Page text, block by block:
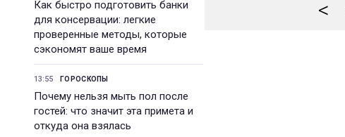
Как быстро подготовить банки
для консервации: легкие
проверенные методы, которые
сэкономят ваше время
13:55 ГОРОСКОПЫ
Почему нельзя мыть пол после
гостей: что значит эта примета и
откуда она взялась
<